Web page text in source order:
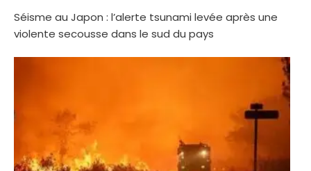
Séisme au Japon : l’alerte tsunami levée après une
violente secousse dans le sud du pays